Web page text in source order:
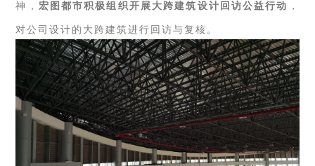
神， 宏图都市积极组织开展大跨建筑设计回访公益行动 ，
对公司设计的大跨建筑进行回访与复核。